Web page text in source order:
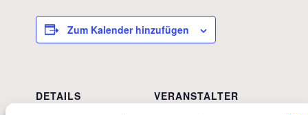
Zum Kalender hinzufügen
DETAILS
VERANSTALTER